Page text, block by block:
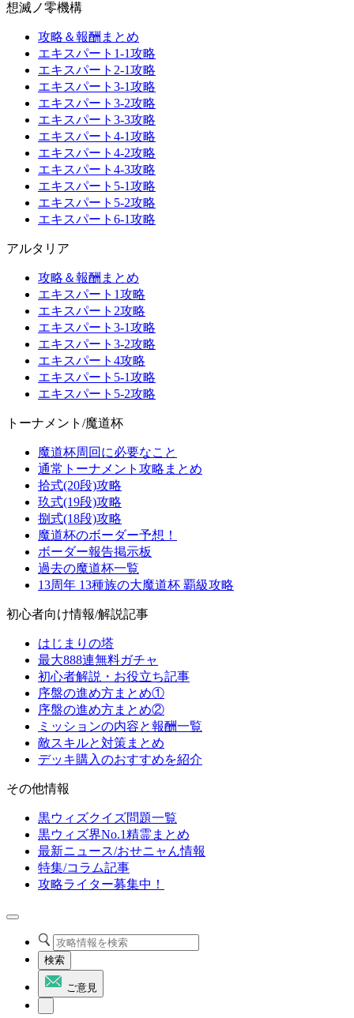
想滅ノ零機構
攻略＆報酬まとめ
エキスパート1-1攻略
エキスパート2-1攻略
エキスパート3-1攻略
エキスパート3-2攻略
エキスパート3-3攻略
エキスパート4-1攻略
エキスパート4-2攻略
エキスパート4-3攻略
エキスパート5-1攻略
エキスパート5-2攻略
エキスパート6-1攻略
アルタリア
攻略＆報酬まとめ
エキスパート1攻略
エキスパート2攻略
エキスパート3-1攻略
エキスパート3-2攻略
エキスパート4攻略
エキスパート5-1攻略
エキスパート5-2攻略
トーナメント/魔道杯
魔道杯周回に必要なこと
通常トーナメント攻略まとめ
拾式(20段)攻略
玖式(19段)攻略
捌式(18段)攻略
魔道杯のボーダー予想！
ボーダー報告掲示板
過去の魔道杯一覧
13周年 13種族の大魔道杯 覇級攻略
初心者向け情報/解説記事
はじまりの塔
最大888連無料ガチャ
初心者解説・お役立ち記事
序盤の進め方まとめ①
序盤の進め方まとめ②
ミッションの内容と報酬一覧
敵スキルと対策まとめ
デッキ購入のおすすめを紹介
その他情報
黒ウィズクイズ問題一覧
黒ウィズ界No.1精霊まとめ
最新ニュース/おせニャん情報
特集/コラム記事
攻略ライター募集中！
検索
ご意見